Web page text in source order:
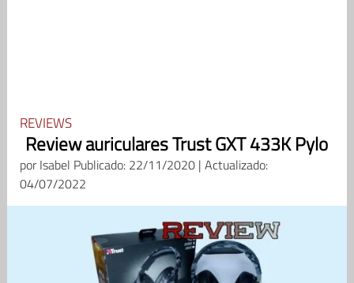
REVIEWS
Review auriculares Trust GXT 433K Pylo
porIsabel Publicado: 22/11/2020 | Actualizado:
04/07/2022